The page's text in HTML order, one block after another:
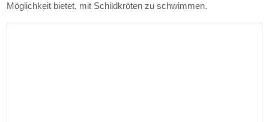
Möglichkeit bietet, mit Schildkröten zu schwimmen.